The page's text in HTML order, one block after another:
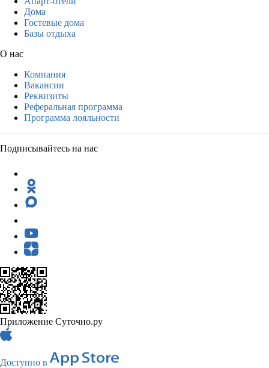
Дома
Гостевые дома
Базы отдыха
О нас
Компания
Вакансии
Реквизиты
Реферальная программа
Программа лояльности
Подписывайтесь на нас
Приложение Суточно.ру
Доступно в